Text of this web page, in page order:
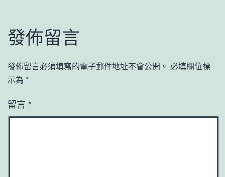
發佈留言
發佈留言必須填寫的電子郵件地址不會公開。 必填欄位標
示為 *
留言 *